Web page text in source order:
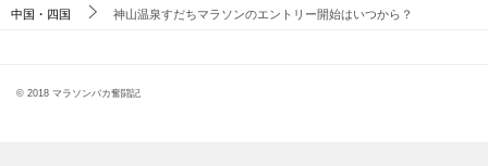
中国・四国
神山温泉すだちマラソンのエントリー開始はいつから？
© 2018 マラソンバカ奮闘記